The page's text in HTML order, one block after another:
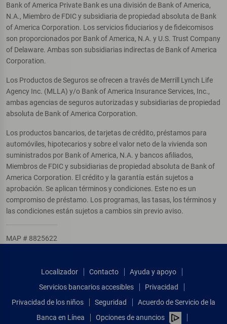
Bank of America Private Bank es una división de Bank of America,
N.A., Miembro de FDIC y subsidiaria de propiedad absoluta de Bank
of America Corporation. Los servicios fiduciarios y de fideicomisos
son proporcionados por Bank of America, N.A. y U.S. Trust Company
of Delaware. Ambas son subsidiarias indirectas de Bank of America
Corporation.
Los Productos de Seguros se ofrecen a través de Merrill Lynch Life
Agency Inc. (MLLA) y/o Bank of America Insurance Services, Inc.,
ambas agencias de seguros autorizadas y subsidiarias de propiedad
absoluta de Bank of America Corporation.
Los productos bancarios, de tarjetas de crédito, préstamos para
automóviles, hipotecarios y sobre el valor neto de la vivienda son
suministrados por Bank of America, N.A. y bancos afiliados,
Miembros de FDIC y subsidiarias de propiedad absoluta de Bank of
America Corporation. El crédito y la garantía están sujetos a
aprobación. Se aplican términos y condiciones. Este no es un
compromiso de préstamo. Los programas, las tasas, los términos y
las condiciones están sujetos a cambios sin previo aviso.
MAP # 8825622
Localizador Contacto
Ayuda y apoyo
Servicios bancarios accesibles
Privacidad
Privacidad de los niños
Seguridad
Acuerdo de Servicio de la
Banca en Línea
Opciones de anuncios